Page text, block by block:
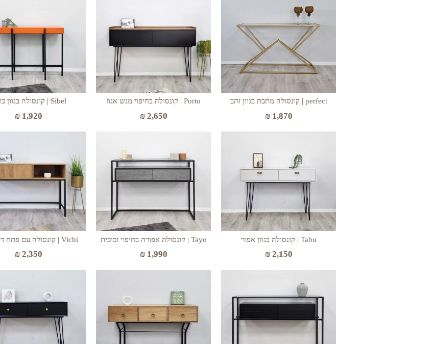
perfect | קונסולה מתכת בגוון זהב
₪1,870
Porto | קונסולה בחיפוי מגש אגוז
₪2,650
Sibel | קונסולה בגוון כתום
₪1,920
Tabu | קונסולה בגוון אפור
₪2,150
Tayo | קונסולה אפורה בחיפוי זכוכית
₪1,990
Vichi | קונסולה עם פתח דקורטיבי
₪2,350